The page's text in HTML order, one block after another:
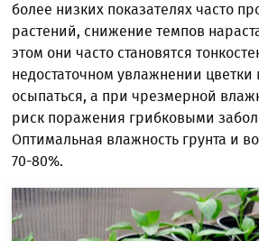
более низких показателях часто
растений, снижение темпов
этом они часто становятся
недостаточном увлажнении цветки
осыпаться, а при чрезмерной
риск поражения грибковыми
Оптимальная влажность грунта и
70-80%.